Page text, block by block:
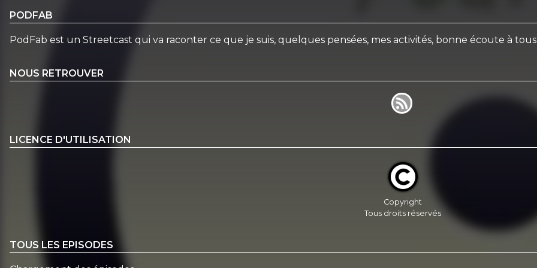
PODFAB
PodFab est un Streetcast qui va raconter ce que je suis, quelques pensées, mes activités, bonne écoute à tous
NOUS RETROUVER
LICENCE D'UTILISATION
Copyright
Tous droits réservés
TOUS LES EPISODES